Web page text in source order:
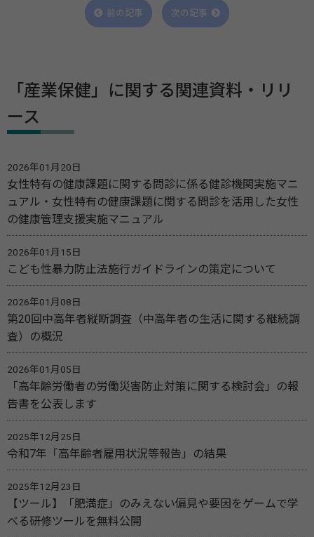
前の記事 次の記事
「産業保健」に関する関連資料・リリ
ース
2026年01月20日
女性特有の健康課題に関する問診に係る健診機関実施マニ
ュアル・女性特有の健康課題に関する問診を活用した女性
の健康管理支援実施マニュアル
2026年01月15日
こども性暴力防止法施行ガイドラインの策定について
2026年01月08日
第20回中高年者縦断調査（中高年者の生活に関する継続調
査）の概況
2026年01月05日
「高年齢労働者の労働災害防止対策に関する検討会」の報
告書を公表します
2025年12月25日
令和7年「高年齢者雇用状況等報告」の結果
2025年12月23日
【ツール】「肥満症」のみえない偏見や要因をゲームで学
べる研修ツールを無料公開